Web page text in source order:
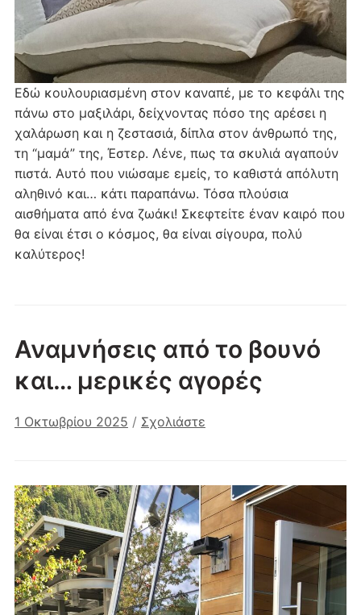
Εδώ κουλουριασμένη στον καναπέ, με το κεφάλι της
πάνω στο μαξιλάρι, δείχνοντας πόσο της αρέσει η
χαλάρωση και η ζεστασιά, δίπλα στον άνθρωπό της,
τη “μαμά” της, Έστερ. Λένε, πως τα σκυλιά αγαπούν
πιστά. Αυτό που νιώσαμε εμείς, το καθιστά απόλυτη
αληθινό και… κάτι παραπάνω. Τόσα πλούσια
αισθήματα από ένα ζωάκι! Σκεφτείτε έναν καιρό που
θα είναι έτσι ο κόσμος, θα είναι σίγουρα, πολύ
καλύτερος!
Αναμνήσεις από το βουνό
και… μερικές αγορές
1 Οκτωβρίου 2025 / Σχολιάστε